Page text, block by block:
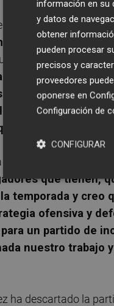
esta tarde al
intentando
rival al que Pedro
un inicio de
metiendo
del
jugaron
ha señalado
que tienen,
temporada y creo
ofensiva y
un partido de
nuestro trabajo
ha descartado la
información en su
y datos de
obtener
pueden procesar
precisos y
proveedores
oponerse en
Configuración de
CONFIGURAR